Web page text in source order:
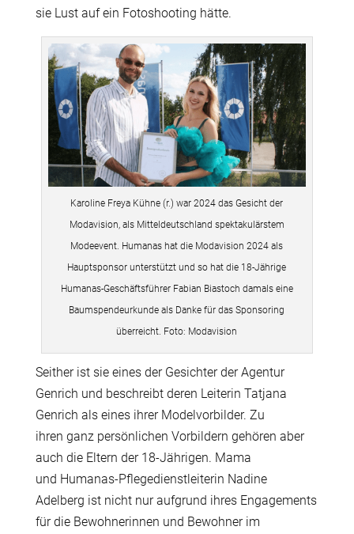
sie Lust auf ein Fotoshooting hätte.
Karoline Freya Kühne (r.) war 2024 das Gesicht der
Modavision, als Mitteldeutschland spektakulärstem
Modeevent. Humanas hat die Modavision 2024 als
Hauptsponsor unterstützt und so hat die 18-Jährige
Humanas-Geschäftsführer Fabian Biastoch damals eine
Baumspendeurkunde als Danke für das Sponsoring
überreicht. Foto: Modavision
Seither ist sie eines der Gesichter der Agentur
Genrich und beschreibt deren Leiterin Tatjana
Genrich als eines ihrer Modelvorbilder. Zu
ihren ganz persönlichen Vorbildern gehören aber
auch die Eltern der 18-Jährigen. Mama
und Humanas-Pflegedienstleiterin Nadine
Adelberg ist nicht nur aufgrund ihres Engagements
für die Bewohnerinnen und Bewohner im